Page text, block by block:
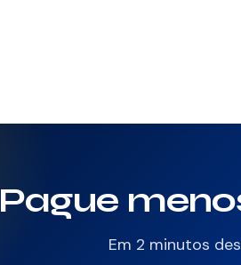
Pague
Em 2 minutos